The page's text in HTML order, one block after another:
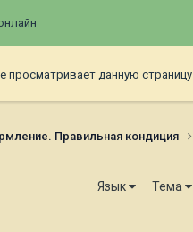
просматривает данную страницу
Правильная кондиция
Язык Тема